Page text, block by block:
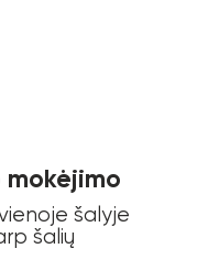
šalyje
šalių